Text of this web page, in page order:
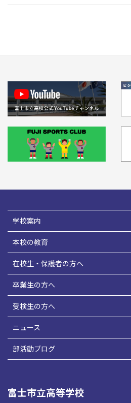
学校案内
本校の教育
在校生・保護者の方へ
卒業生の方へ
受検生の方へ
ニュース
部活動ブログ
富士市立高等学校